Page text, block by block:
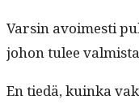
Varsin avoimesti
johon tulee
En tiedä, kuin­ka